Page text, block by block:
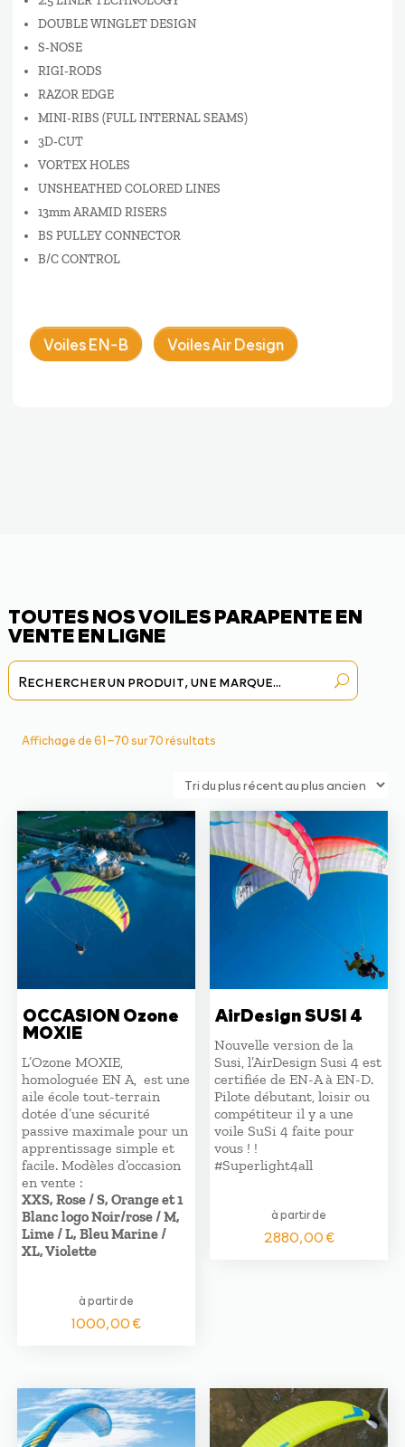
DOUBLE WINGLET DESIGN
S-NOSE
RIGI-RODS
RAZOR EDGE
MINI-RIBS (FULL INTERNAL SEAMS)
3D-CUT
VORTEX HOLES
UNSHEATHED COLORED LINES
13mm ARAMID RISERS
BS PULLEY CONNECTOR
B/C CONTROL
Voiles EN-B Voiles Air Design
TOUTES NOS VOILES PARAPENTE EN
VENTE EN LIGNE
Affichage de 61–70 sur 70 résultatsTrié
récent
plus
ancien
OCCASION Ozone
MOXIE
L’Ozone MOXIE,
homologuée EN A, est une
aile école tout-terrain
dotée d’une sécurité
passive maximale pour un
apprentissage simple et
facile. Modèles d’occasion
en vente :
XXS, Rose / S, Orange et 1
Blanc logo Noir/rose / M,
Lime / L, Bleu Marine /
XL, Violette
à partir de
1000,00€
AirDesign SUSI 4
Nouvelle version de la
Susi, l’AirDesign Susi 4 est
certifiée de EN-A à EN-D.
Pilote débutant, loisir ou
compétiteur il y a une
voile SuSi 4 faite pour
vous ! !
#Superlight4all
à partir de
2880,00€